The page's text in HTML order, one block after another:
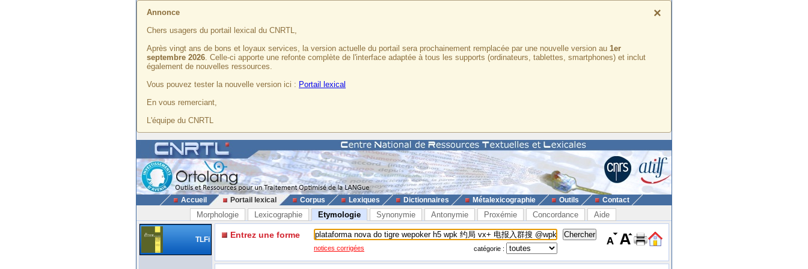
×
Annonce
Chers usagers du portail lexical du CNRTL,
Après vingt ans de bons et loyaux services, la version actuelle du portail sera prochainement remplacée par une nouvelle version au 1er
septembre 2026. Celle-ci apporte une refonte complète de l'interface adaptée à tous les supports (ordinateurs, tablettes, smartphones) et inclut
également de nouvelles ressources.
Vous pouvez tester la nouvelle version ici : Portail lexical
En vous remerciant,
L'équipe du CNRTL
Accueil Portail lexical Corpus Lexiques Dictionnaires Métalexicographie Outils Contact
Morphologie Lexicographie Etymologie Synonymie Antonymie Proxémie Concordance Aide
TLFi Entrez une forme
notices corrigées catégorie :